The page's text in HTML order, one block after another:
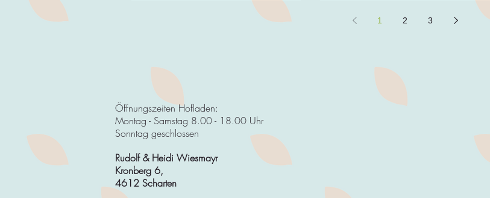
1 2 3
Öffnungszeiten Hofladen:
Montag - Samstag 8.00 - 18.00 Uhr
Sonntag geschlossen
Rudolf & Heidi Wiesmayr
Kronberg 6,
4612 Scharten